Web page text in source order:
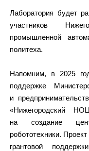
Лаборатория будет
участников
промышленной
политеха.
Напомним, в 2025
поддержке
и
«Нижегородский
на создание
робототехники.
грантовой